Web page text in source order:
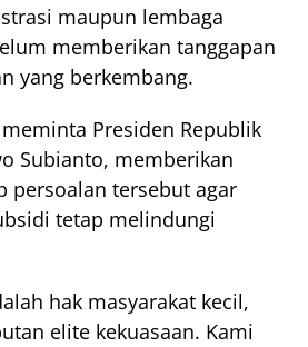
maupun lembaga
memberikan tanggapan
yang berkembang.
Presiden Republik
Subianto, memberikan
persoalan tersebut agar
tetap melindungi
hak masyarakat kecil,
elite kekuasaan. Kami